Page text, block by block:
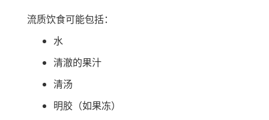
流质饮食可能包括：
水
清澈的果汁
清汤
明胶（如果冻）